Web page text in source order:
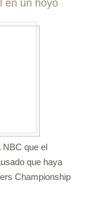
en un hoyo
NBC que el
que haya
Championship